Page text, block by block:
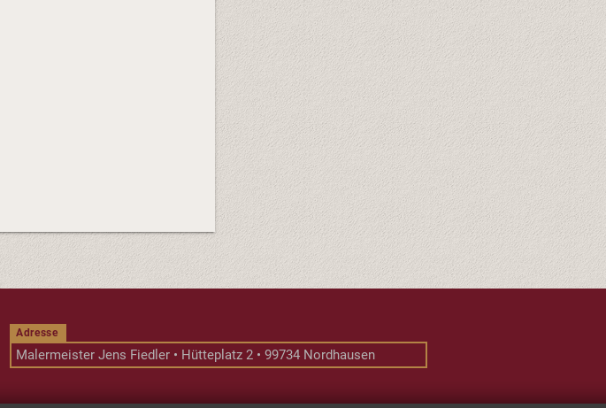
Adresse
Malermeister Jens Fiedler • Hütteplatz 2 • 99734 Nordhausen